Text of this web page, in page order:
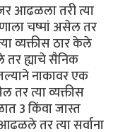
आढळला तरी त्या
चष्मां असेल तर
व्यक्तीस ठार केले
ह्याचे सैनिक
नाकावर एक
तर त्या व्यक्तीस
3 किंवा जास्त
तर त्या सर्वाना